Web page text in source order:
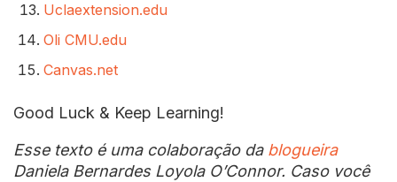
Uclaextension.edu
Oli CMU.edu
Canvas.net
Good Luck & Keep Learning!
Esse texto é uma colaboração da blogueira
Daniela Bernardes Loyola O’Connor. Caso você